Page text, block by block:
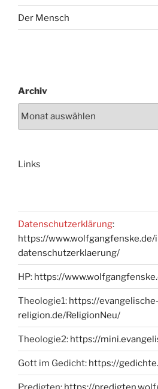
Der Mensch
Archiv
Links
Datenschutzerklärung:
https://
datenschutzerklaerung/
HP: https://
Theologie1: https://evangelische-
religion.de/ReligionNeu/
Theologie2: https://
Gott im Gedicht: https://